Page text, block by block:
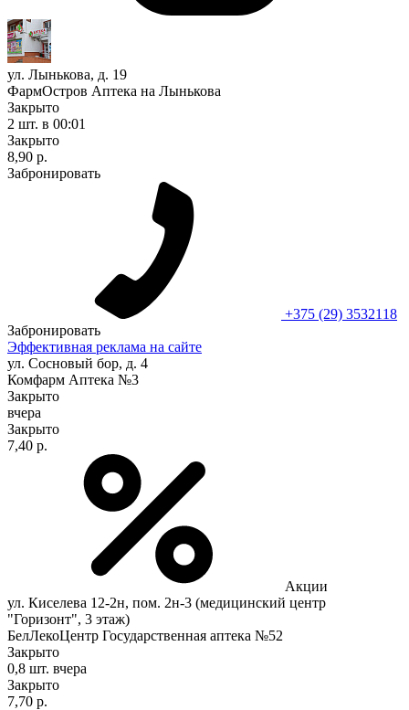
ул. Лынькова, д. 19
ФармОстров Аптека на Лынькова
Закрыто
2 шт. в 00:01
Закрыто
8,90 р.
Забронировать
+375 (29) 3532118
Забронировать
Эффективная реклама на сайте
ул. Сосновый бор, д. 4
Комфарм Аптека №3
Закрыто
вчера
Закрыто
7,40 р.
Акции
ул. Киселева 12-2н, пом. 2н-3 (медицинский центр
"Горизонт", 3 этаж)
БелЛекоЦентр Государственная аптека №52
Закрыто
0,8 шт. вчера
Закрыто
7,70 р.